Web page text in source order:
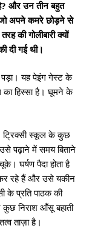
और उन तीन बहुत
जो अपने कमरे छोड़ने से
की गोलीबारी क्यों
दी गई थी।
यह पेइंग गेस्ट के
का हिस्सा है। घूमने के
ट्रिक्सी स्कूल के कुछ
पढ़ाने में समय बिताने
घर्षण पैदा होता है
कर रहे हैं और उसे यकीन
के प्रति पाठक की
कुछ निराश आँसू बहाती
ताज़ा है।